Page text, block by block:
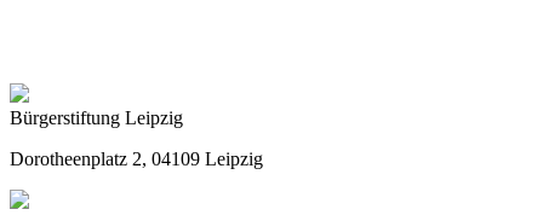
Bürgerstiftung Leipzig
Dorotheenplatz 2, 04109 Leipzig